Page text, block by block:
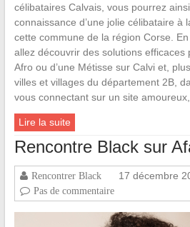
célibataires Calvais, vous pourrez
connaissance d’une jolie célibataire à
cette commune de la région Corse.
allez découvrir des solutions efficaces
Afro ou d’une Métisse sur Calvi et,
villes et villages du département 2B,
vous connectant sur un site
Lire la suite
Rencontre Black sur
Rencontrer Black 17 décembre
Pas de commentaire